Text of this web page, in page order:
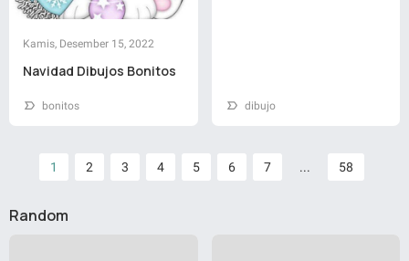
Kamis, Desember 15, 2022
Navidad Dibujos Bonitos
bonitos dibujo
1 2 3 4 5 6 7 ... 58
Random